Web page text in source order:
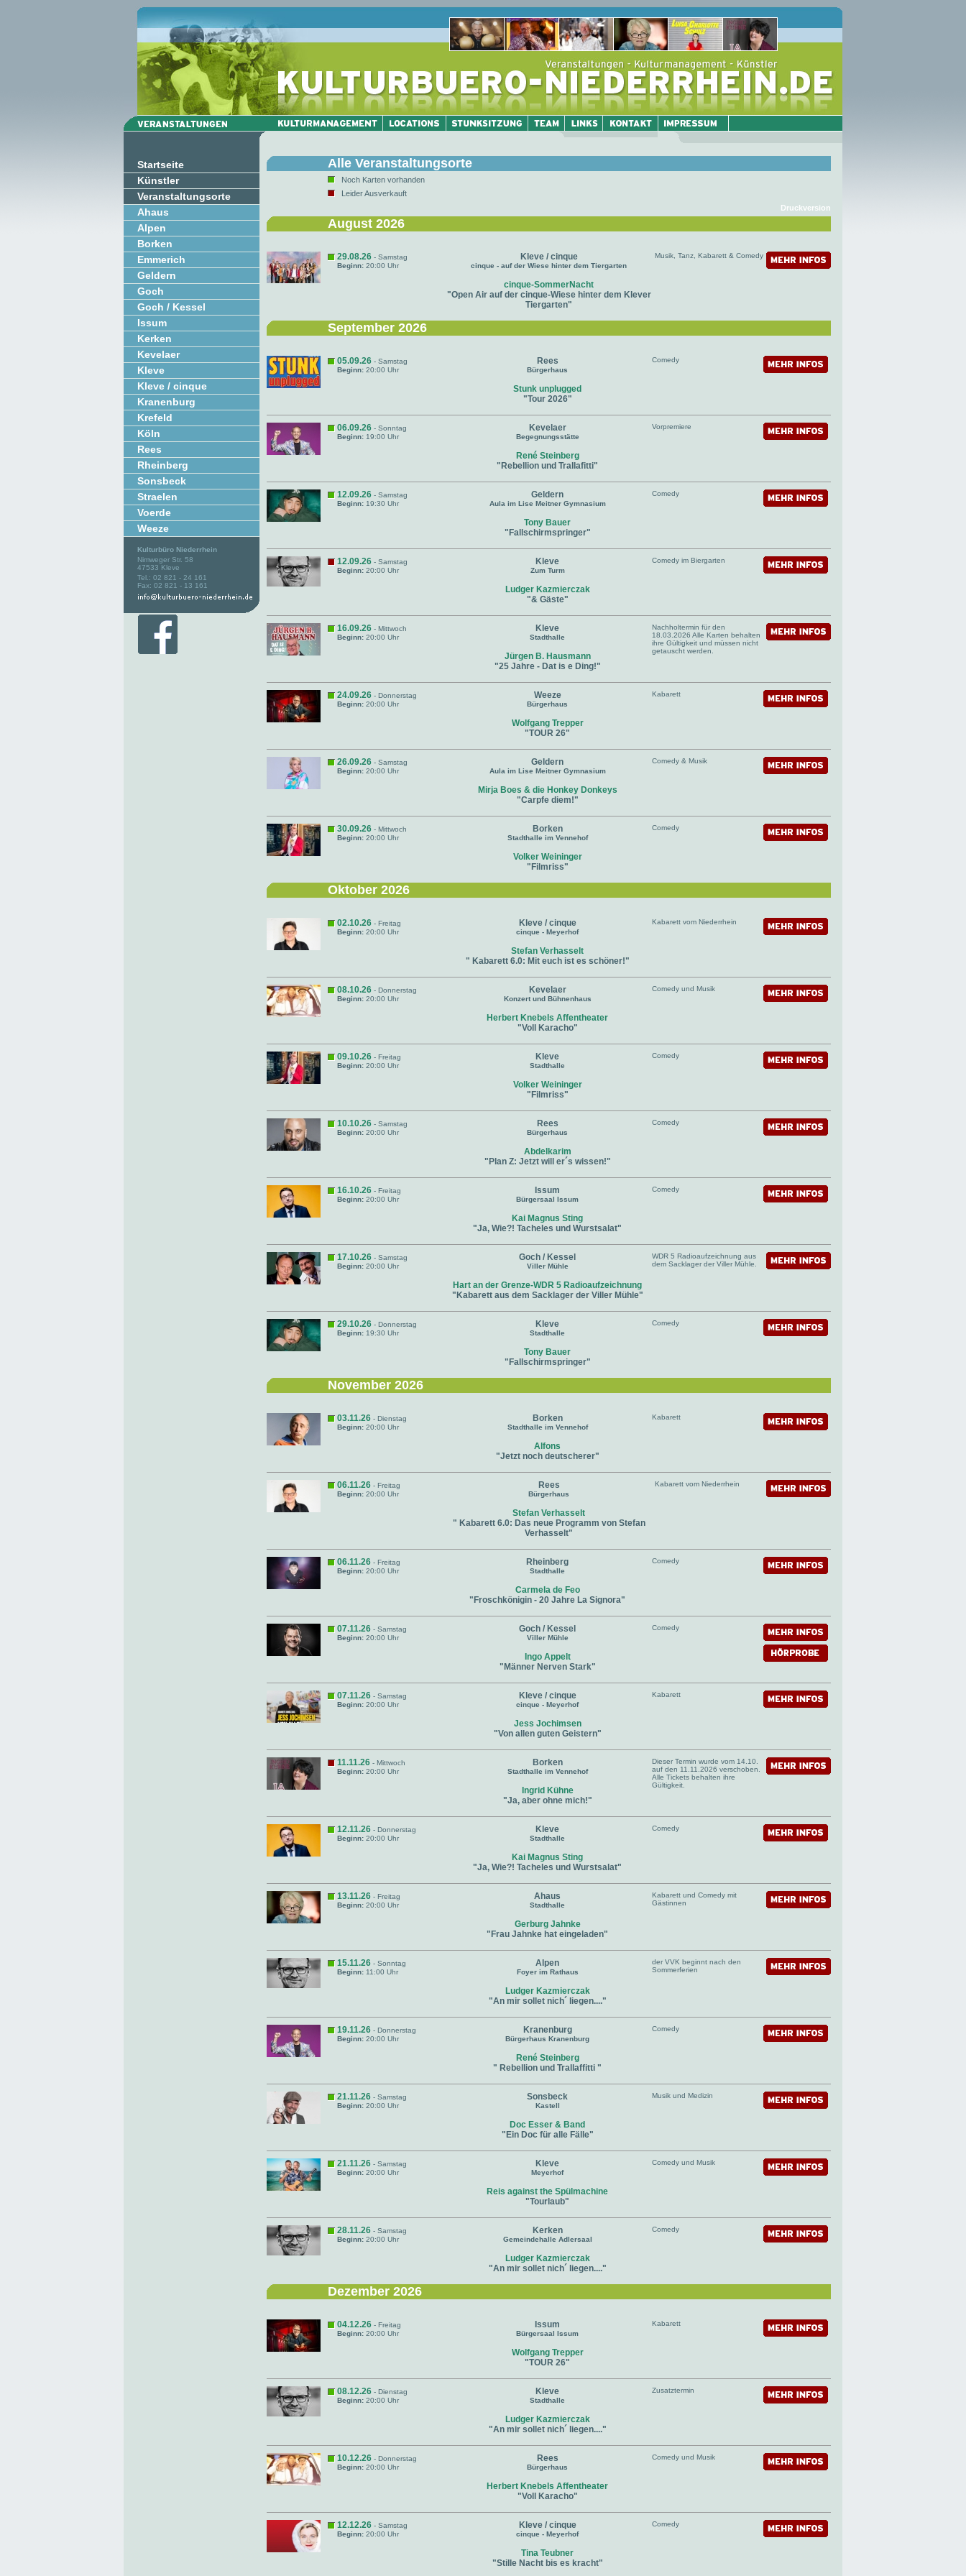
Startseite
Künstler
Veranstaltungsorte
Ahaus
Alpen
Borken
Emmerich
Geldern
Goch
Goch / Kessel
Issum
Kerken
Kevelaer
Kleve
Kleve / cinque
Kranenburg
Krefeld
Köln
Rees
Rheinberg
Sonsbeck
Straelen
Voerde
Weeze
Kulturbüro Niederrhein
Nimweger Str. 58
47533 Kleve
Tel.: 02 821 - 24 161
Fax: 02 821 - 13 161
Alle Veranstaltungsorte
Noch Karten vorhanden
Leider Ausverkauft
Druckversion
August 2026
29.08.26 - Samstag
Beginn: 20:00 Uhr
Kleve / cinque
cinque - auf der Wiese hinter dem Tiergarten
cinque-SommerNacht
"Open Air auf der cinque-Wiese hinter dem Klever
Tiergarten"
Musik, Tanz, Kabarett & Comedy
September 2026
05.09.26 - Samstag
Beginn: 20:00 Uhr
Rees
Bürgerhaus
Stunk unplugged
"Tour 2026"
Comedy
06.09.26 - Sonntag
Beginn: 19:00 Uhr
Kevelaer
Begegnungsstätte
René Steinberg
"Rebellion und Trallafitti"
Vorpremiere
12.09.26 - Samstag
Beginn: 19:30 Uhr
Geldern
Aula im Lise Meitner Gymnasium
Tony Bauer
"Fallschirmspringer"
Comedy
12.09.26 - Samstag
Beginn: 20:00 Uhr
Kleve
Zum Turm
Ludger Kazmierczak
"& Gäste"
Comedy im Biergarten
16.09.26 - Mittwoch
Beginn: 20:00 Uhr
Kleve
Stadthalle
Jürgen B. Hausmann
"25 Jahre - Dat is e Ding!"
Nachholtermin für den
18.03.2026 Alle Karten behalten
ihre Gültigkeit und müssen nicht
getauscht werden.
24.09.26 - Donnerstag
Beginn: 20:00 Uhr
Weeze
Bürgerhaus
Wolfgang Trepper
"TOUR 26"
Kabarett
26.09.26 - Samstag
Beginn: 20:00 Uhr
Geldern
Aula im Lise Meitner Gymnasium
Mirja Boes & die Honkey Donkeys
"Carpfe diem!"
Comedy & Musik
30.09.26 - Mittwoch
Beginn: 20:00 Uhr
Borken
Stadthalle im Vennehof
Volker Weininger
"Filmriss"
Comedy
Oktober 2026
02.10.26 - Freitag
Beginn: 20:00 Uhr
Kleve / cinque
cinque - Meyerhof
Stefan Verhasselt
" Kabarett 6.0: Mit euch ist es schöner!"
Kabarett vom Niederrhein
08.10.26 - Donnerstag
Beginn: 20:00 Uhr
Kevelaer
Konzert und Bühnenhaus
Herbert Knebels Affentheater
"Voll Karacho"
Comedy und Musik
09.10.26 - Freitag
Beginn: 20:00 Uhr
Kleve
Stadthalle
Volker Weininger
"Filmriss"
Comedy
10.10.26 - Samstag
Beginn: 20:00 Uhr
Rees
Bürgerhaus
Abdelkarim
"Plan Z: Jetzt will er´s wissen!"
Comedy
16.10.26 - Freitag
Beginn: 20:00 Uhr
Issum
Bürgersaal Issum
Kai Magnus Sting
"Ja, Wie?! Tacheles und Wurstsalat"
Comedy
17.10.26 - Samstag
Beginn: 20:00 Uhr
Goch / Kessel
Viller Mühle
Hart an der Grenze-WDR 5 Radioaufzeichnung
"Kabarett aus dem Sacklager der Viller Mühle"
WDR 5 Radioaufzeichnung aus
dem Sacklager der Viller Mühle.
29.10.26 - Donnerstag
Beginn: 19:30 Uhr
Kleve
Stadthalle
Tony Bauer
"Fallschirmspringer"
Comedy
November 2026
03.11.26 - Dienstag
Beginn: 20:00 Uhr
Borken
Stadthalle im Vennehof
Alfons
"Jetzt noch deutscherer"
Kabarett
06.11.26 - Freitag
Beginn: 20:00 Uhr
Rees
Bürgerhaus
Stefan Verhasselt
" Kabarett 6.0: Das neue Programm von Stefan
Verhasselt"
Kabarett vom Niederrhein
06.11.26 - Freitag
Beginn: 20:00 Uhr
Rheinberg
Stadthalle
Carmela de Feo
"Froschkönigin - 20 Jahre La Signora"
Comedy
07.11.26 - Samstag
Beginn: 20:00 Uhr
Goch / Kessel
Viller Mühle
Ingo Appelt
"Männer Nerven Stark"
Comedy
07.11.26 - Samstag
Beginn: 20:00 Uhr
Kleve / cinque
cinque - Meyerhof
Jess Jochimsen
"Von allen guten Geistern"
Kabarett
11.11.26 - Mittwoch
Beginn: 20:00 Uhr
Borken
Stadthalle im Vennehof
Ingrid Kühne
"Ja, aber ohne mich!"
Dieser Termin wurde vom 14.10.
auf den 11.11.2026 verschoben.
Alle Tickets behalten ihre
Gültigkeit.
12.11.26 - Donnerstag
Beginn: 20:00 Uhr
Kleve
Stadthalle
Kai Magnus Sting
"Ja, Wie?! Tacheles und Wurstsalat"
Comedy
13.11.26 - Freitag
Beginn: 20:00 Uhr
Ahaus
Stadthalle
Gerburg Jahnke
"Frau Jahnke hat eingeladen"
Kabarett und Comedy mit
Gästinnen
15.11.26 - Sonntag
Beginn: 11:00 Uhr
Alpen
Foyer im Rathaus
Ludger Kazmierczak
"An mir sollet nich´ liegen...."
der VVK beginnt nach den
Sommerferien
19.11.26 - Donnerstag
Beginn: 20:00 Uhr
Kranenburg
Bürgerhaus Kranenburg
René Steinberg
" Rebellion und Trallaffitti "
Comedy
21.11.26 - Samstag
Beginn: 20:00 Uhr
Sonsbeck
Kastell
Doc Esser & Band
"Ein Doc für alle Fälle"
Musik und Medizin
21.11.26 - Samstag
Beginn: 20:00 Uhr
Kleve
Meyerhof
Reis against the Spülmachine
"Tourlaub"
Comedy und Musik
28.11.26 - Samstag
Beginn: 20:00 Uhr
Kerken
Gemeindehalle Adlersaal
Ludger Kazmierczak
"An mir sollet nich´ liegen...."
Comedy
Dezember 2026
04.12.26 - Freitag
Beginn: 20:00 Uhr
Issum
Bürgersaal Issum
Wolfgang Trepper
"TOUR 26"
Kabarett
08.12.26 - Dienstag
Beginn: 20:00 Uhr
Kleve
Stadthalle
Ludger Kazmierczak
"An mir sollet nich´ liegen...."
Zusatztermin
10.12.26 - Donnerstag
Beginn: 20:00 Uhr
Rees
Bürgerhaus
Herbert Knebels Affentheater
"Voll Karacho"
Comedy und Musik
12.12.26 - Samstag
Beginn: 20:00 Uhr
Kleve / cinque
cinque - Meyerhof
Tina Teubner
"Stille Nacht bis es kracht"
Comedy